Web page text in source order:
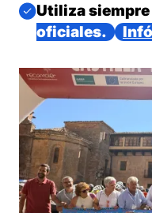
Imagen
Utiliza siempre
oficiales.